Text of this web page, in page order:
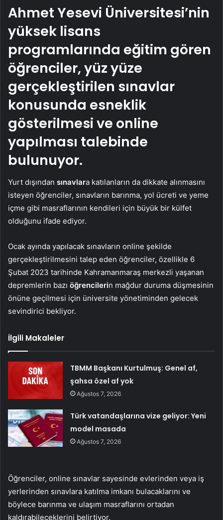
Ahmet Yesevi Üniversitesi’nin
yüksek lisans
programlarında eğitim gören
öğrenciler, yüz yüze
gerçekleştirilen sınavlar
konusunda esneklik
gösterilmesi ve online
yapılması talebinde
bulunuyor.
Yurt dışından sınavlara katılanların da dikkate alınmasını
isteyen öğrenciler, sınavların barınma, yol ücreti ve yeme
içme gibi masraflarının kendileri için büyük bir külfet
olduğunu ifade ediyor.
Ocak ayında yapılacak sınavların online şekilde
gerçekleştirilmesini talep eden öğrenciler, özellikle 6
Şubat 2023 tarihinde Kahramanmaraş merkezli yaşanan
depremlerin bazı öğrencilerin mağdur duruma düşmesinin
önüne geçilmesi için üniversite yönetiminden gelecek
sevindirici bekliyor.
İlgili Makaleler
TBMM Başkanı Kurtulmuş: Genel af,
şahsa özel af yok
Ağustos 7, 2026
Türk vatandaşlarına vize geliyor: Yeni
model masada
Ağustos 7, 2026
Öğrenciler, online sınavlar sayesinde evlerinden veya iş
yerlerinden sınavlara katılma imkanı bulacaklarını ve
böylece barınma ve ulaşım masraflarını ortadan
kaldırabileceklerini belirtiyor.